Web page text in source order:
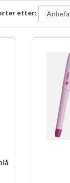
etter: